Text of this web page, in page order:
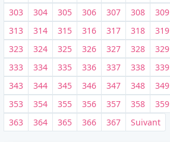
303
304 305 306 307 308 309
313
314 315 316 317 318 319
323
324 325 326 327 328 329
333
334 335 336 337 338 339
343
344 345 346 347 348 349
353
354 355 356 357 358 359
363
364 365 366 367 Suivant